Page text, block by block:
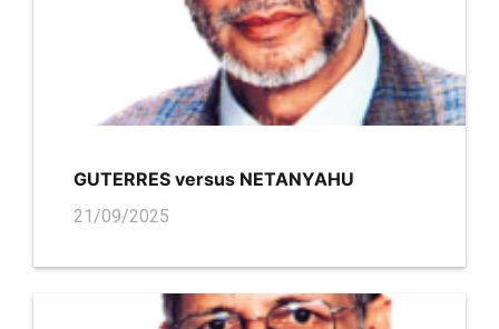
GUTERRES versus NETANYAHU
21/09/2025